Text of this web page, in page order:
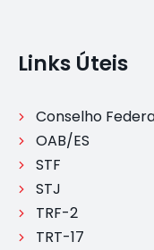
Links Úteis
Conselho
OAB/ES
STF
STJ
TRF-2
TRT-17